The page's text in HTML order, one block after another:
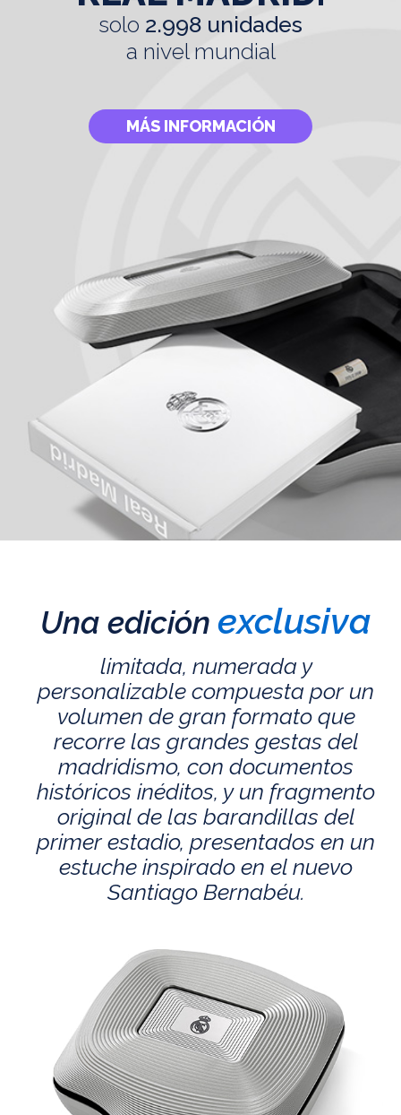
solo 2.998 unidades
a nivel mundial
MÁS INFORMACIÓN
Una edición exclusiva
limitada, numerada y
personalizable compuesta por un
volumen de gran formato que
recorre las grandes gestas del
madridismo, con documentos
históricos inéditos, y un fragmento
original de las barandillas del
primer estadio, presentados en un
estuche inspirado en el nuevo
Santiago Bernabéu.